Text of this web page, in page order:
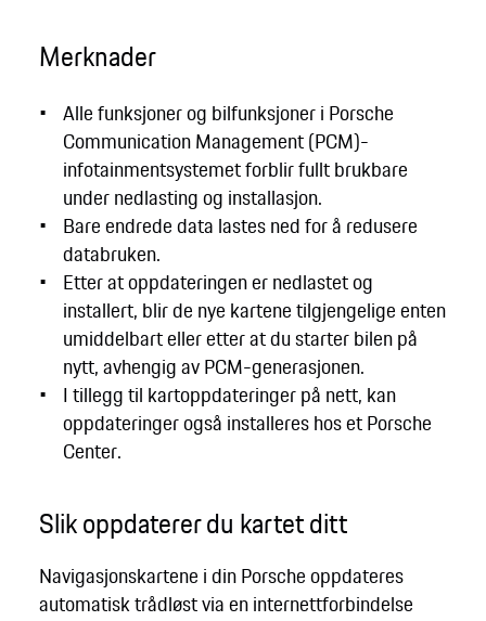
Merknader
Alle funksjoner og bilfunksjoner i Porsche
Communication Management (PCM)-
infotainmentsystemet forblir fullt brukbare
under nedlasting og installasjon.
Bare endrede data lastes ned for å redusere
databruken.
Etter at oppdateringen er nedlastet og
installert, blir de nye kartene tilgjengelige enten
umiddelbart eller etter at du starter bilen på
nytt, avhengig av PCM-generasjonen.
I tillegg til kartoppdateringer på nett, kan
oppdateringer også installeres hos et Porsche
Center.
Slik oppdaterer du kartet ditt
Navigasjonskartene i din Porsche oppdateres
automatisk trådløst via en internettforbindelse